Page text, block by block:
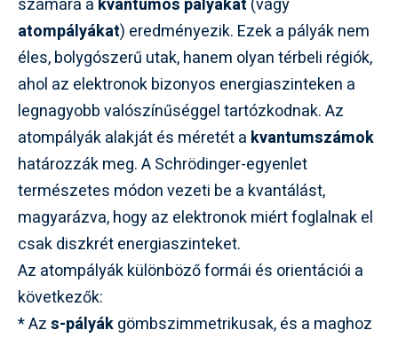
számára a kvantumos pályákat (vagy
atompályákat) eredményezik. Ezek a pályák nem
éles, bolygószerű utak, hanem olyan térbeli régiók,
ahol az elektronok bizonyos energiaszinteken a
legnagyobb valószínűséggel tartózkodnak. Az
atompályák alakját és méretét a kvantumszámok
határozzák meg. A Schrödinger-egyenlet
természetes módon vezeti be a kvantálást,
magyarázva, hogy az elektronok miért foglalnak el
csak diszkrét energiaszinteket.
Az atompályák különböző formái és orientációi a
következők:
* Azs-pályákgömbszimmetrikusak, és a maghoz